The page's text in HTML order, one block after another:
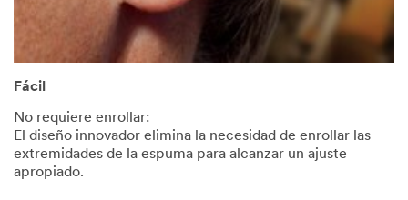
Fácil
No requiere enrollar:
El diseño innovador elimina la necesidad de enrollar las
extremidades de la espuma para alcanzar un ajuste
apropiado.